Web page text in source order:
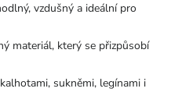
vzdušný a ideální pro
materiál, který se přizpůsobí
sukněmi, legínami i